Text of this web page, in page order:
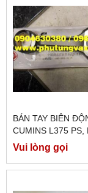
BÁN TAY BIÊN
CUMINS L375 PS,
L300 PS CHÍNH
Vui lòng gọi